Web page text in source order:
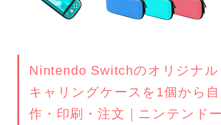
Nintendo Switchのオリジナル
キャリングケースを1個から自
作・印刷・注文｜ニンテンド